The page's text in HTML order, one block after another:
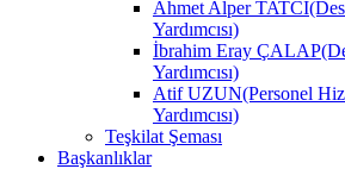
Ahmet Alper
Yardımcısı)
İbrahim Eray
Yardımcısı)
Atif UZUN(Personel
Yardımcısı)
Teşkilat Şeması
Başkanlıklar